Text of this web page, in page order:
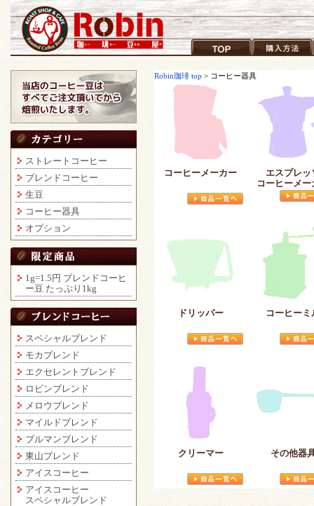
コーヒー豆通販ショップ ロビンコ
ーヒー
TOP 購入方法
ストレートコーヒー
ブレンドコーヒー
生豆
コーヒー器具
オプション
1g=1.5円 ブレンドコーヒ
ー豆 たっぷり1kg
スペシャルブレンド
モカブレンド
エクセレントブレンド
ロビンブレンド
メロウブレンド
マイルドブレンド
ブルマンブレンド
東山ブレンド
アイスコーヒー
アイスコーヒー
スペシャルブレンド
Robin珈琲 top > コーヒー器具
コーヒーメーカー
エスプレッ
コーヒーメー
ドリッパー コーヒーミ
クリーマー その他器